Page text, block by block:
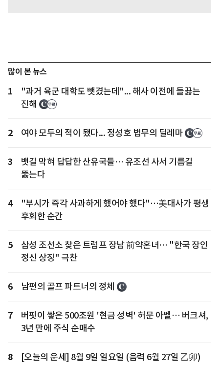
많이 본 뉴스
1
"과거 육군 대학도 뺏겼는데"... 해사 이전에 들끓는
진해
2 여야 모두의 적이 됐다... 정성호 법무의 딜레마
3
뱃길 막혀 답답한 산유국들… 유조선 사서 기름길
뚫는다
4
"부시가 즉각 사과하게 했어야 했다"…美대사가 평생
후회한 순간
5
삼성 조선소 찾은 트럼프 장남 前약혼녀… "한국 장인
정신 상징" 극찬
6 남편의 골프 파트너의 정체
7
버핏이 쌓은 500조원 '현금 성벽' 허문 아벨… 버크셔,
3년 만에 주식 순매수
8 [오늘의 운세] 8월 9일 일요일 (음력 6월 27일 乙卯)